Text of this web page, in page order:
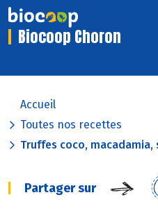
Biocoop Choron
Accueil
Toutes nos recettes
Truffes coco, macadamia,
Partager sur